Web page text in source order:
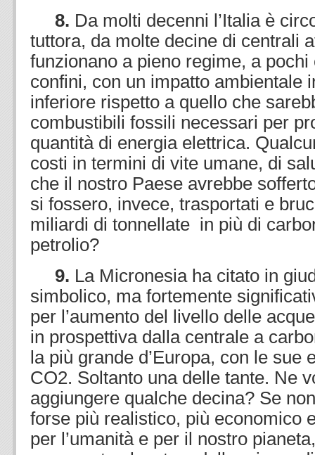
8. Da molti decenni l’Italia è
tuttora, da molte decine di centrali
funzionano a pieno regime, a
confini, con un impatto ambientale
inferiore rispetto a quello che
combustibili fossili necessari per
quantità di energia elettrica.
costi in termini di vite umane, di
che il nostro Paese avrebbe
si fossero, invece, trasportati e
miliardi di tonnellate in più di
petrolio?
9. La Micronesia ha citato in
simbolico, ma fortemente
per l’aumento del livello delle
in prospettiva dalla centrale a
la più grande d’Europa, con le sue
CO2. Soltanto una delle tante. Ne
aggiungere qualche decina? Se
forse più realistico, più economico
per l’umanità e per il nostro